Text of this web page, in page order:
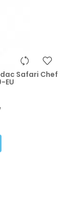
Safari Chef
EU